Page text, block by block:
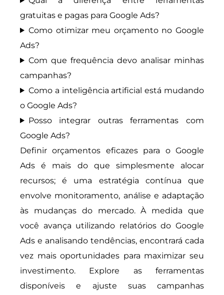
gratuitas e pagas para Google Ads?
Como otimizar meu orçamento no Google
Ads?
Com que frequência devo analisar minhas
campanhas?
Como a inteligência artificial está mudando
o Google Ads?
Posso integrar outras ferramentas com
Google Ads?
Definir orçamentos eficazes para o Google
Ads é mais do que simplesmente alocar
recursos; é uma estratégia contínua que
envolve monitoramento, análise e adaptação
às mudanças do mercado. À medida que
você avança utilizando relatórios do Google
Ads e analisando tendências, encontrará cada
vez mais oportunidades para maximizar seu
investimento. Explore as ferramentas
disponíveis e ajuste suas campanhas